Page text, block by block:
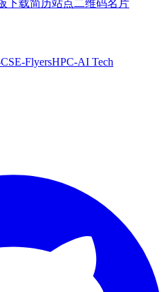
下载简历站点二维码名片
FlyersHPC-AI Tech